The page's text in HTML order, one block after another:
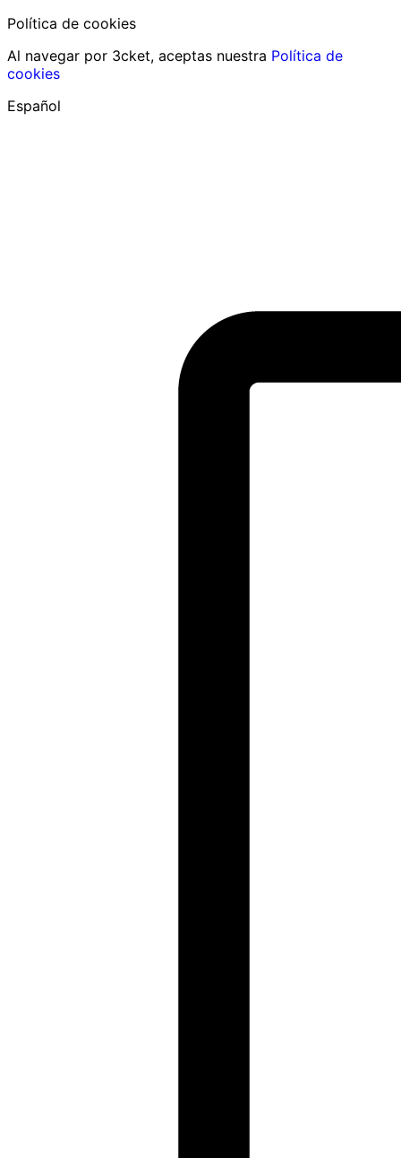
Política de cookies
Al navegar por 3cket, aceptas nuestra Política de
cookies
Español